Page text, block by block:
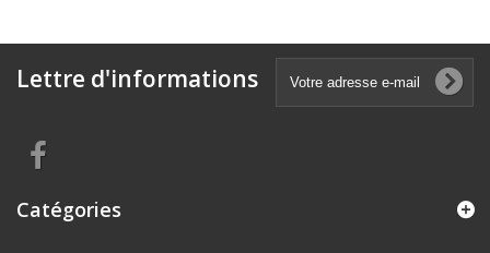
Lettre d'informations
Catégories